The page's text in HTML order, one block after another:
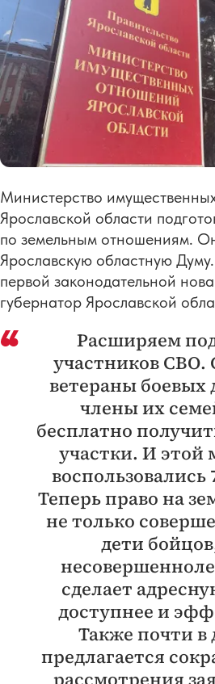
Министерство
Ярославской области
по земельным отношениям.
Ярославскую областную
первой законодательной
губернатор Ярославской
Расширяем
участников СВО.
ветераны боевых
члены их
бесплатно
участки. И этой
воспользовались
Теперь право на
не только
дети
сделает
доступнее и
Также почти в
предлагается
рассмотрения